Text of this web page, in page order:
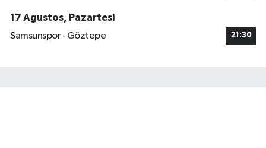
17 Ağustos, Pazartesi
Samsunspor - Göztepe
21:30